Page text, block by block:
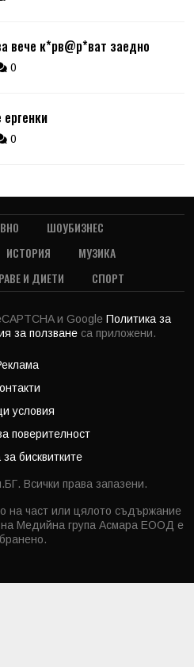
вече к*рв@р*ват заедно
0
0
ШОУБИЗНЕС
ИСТОРИЯ
МУЗИКА
И ДИЕТИ СПОРТ
и Google Политика за
за ползване са приложени.
условия
поверителност
бисквитките
Всички права запазени.
на част или цялото съдържание
Медийна група Асмара ЕООД е